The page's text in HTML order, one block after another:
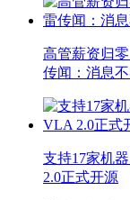
高管薪资归
传闻：消息
支持17家机
2.0正式开源